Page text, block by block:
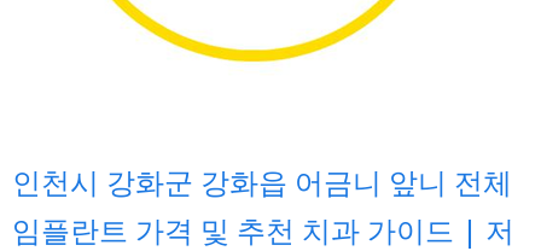
인천시 강화군 강화읍 어금니 앞니 전체
임플란트 가격 및 추천 치과 가이드 | 저